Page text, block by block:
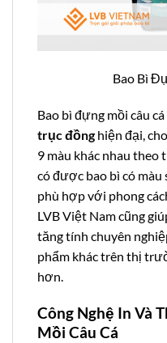
Bao Bì
Bao bì đựng mồi câu
trục đồnghiện đại,
9 màu khác nhau theo
có được bao bì có
phù hợp với phong
LVB Việt Nam cũng
tăng tính chuyên
phẩm khác trên thị
hơn.
Công Nghệ In Và
Mồi Câu Cá